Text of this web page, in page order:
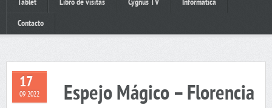
Tablet Libro de visitas Cygnus TV Informática
Contacto
17
09 2022 Espejo Mágico – Florencia